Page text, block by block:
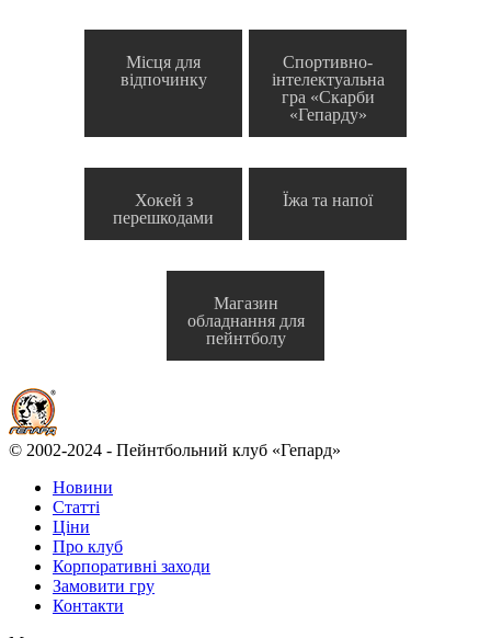
Місця для
відпочинку
Спортивно-
інтелектуальна
гра «Скарби
«Гепарду»
Хокей з
перешкодами
Їжа та напої
Магазин
обладнання для
пейнтболу
© 2002-2024 - Пейнтбольний клуб «Гепард»
Новини
Статті
Ціни
Про клуб
Корпоративні заходи
Замовити гру
Контакти